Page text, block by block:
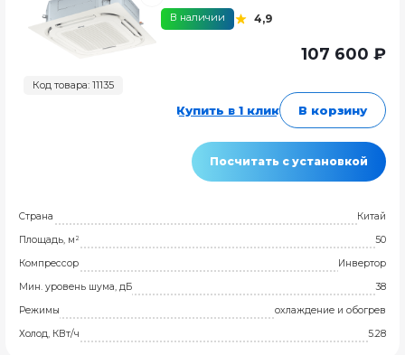
Код товара: 11135
В наличии 4,9
107 600 ₽
Купить в 1 клик В корзину
Посчитать с установкой
Страна
Китай
Площадь, м²
50
Компрессор
Инвертор
Мин. уровень шума, дБ
38
Режимы
охлаждение и обогрев
Холод, КВт/ч
5.28